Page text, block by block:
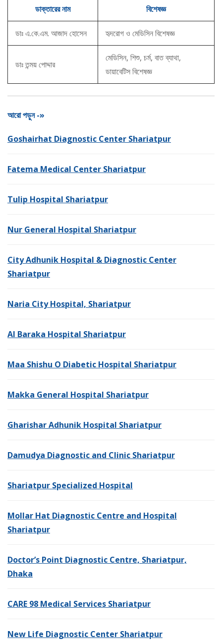
ডাক্তারের নাম বিশেষজ্ঞ
ডাঃ এ.কে.এম. আজাদ হোসেন হৃদরোগ ও মেডিসিন বিশেষজ্ঞ
ডাঃ তন্ময় পোদ্দার
মেডিসিন, শিশু, চর্ম, বাত ব্যাথা,
ডায়াবেটিস বিশেষজ্ঞ
আরো পড়ুন -»
Goshairhat Diagnostic Center Shariatpur
Fatema Medical Center Shariatpur
Tulip Hospital Shariatpur
Nur General Hospital Shariatpur
City Adhunik Hospital & Diagnostic Center
Shariatpur
Naria City Hospital, Shariatpur
Al Baraka Hospital Shariatpur
Maa Shishu O Diabetic Hospital Shariatpur
Makka General Hospital Shariatpur
Gharishar Adhunik Hospital Shariatpur
Damudya Diagnostic and Clinic Shariatpur
Shariatpur Specialized Hospital
Mollar Hat Diagnostic Centre and Hospital
Shariatpur
Doctor’s Point Diagnostic Centre, Shariatpur,
Dhaka
CARE 98 Medical Services Shariatpur
New Life Diagnostic Center Shariatpur